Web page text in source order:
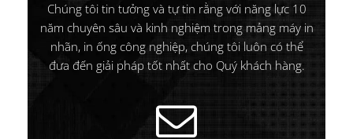
Chúng tôi tin tưởng và tự tin rằng với năng lực 10
năm chuyên sâu và kinh nghiệm trong mảng máy in
nhãn, in ống công nghiệp, chúng tôi luôn có thể
đưa đến giải pháp tốt nhất cho Quý khách hàng.